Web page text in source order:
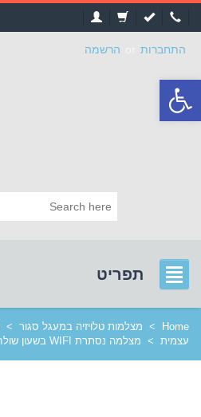
התחברות הרשמה
תפריט
Home
> מצלמות טלויזיה במעגל סגור >
עצמית > מצלמה נסתרת WIFI בשעון שולחני כולל ראיית לילה
סרגל
נגישות